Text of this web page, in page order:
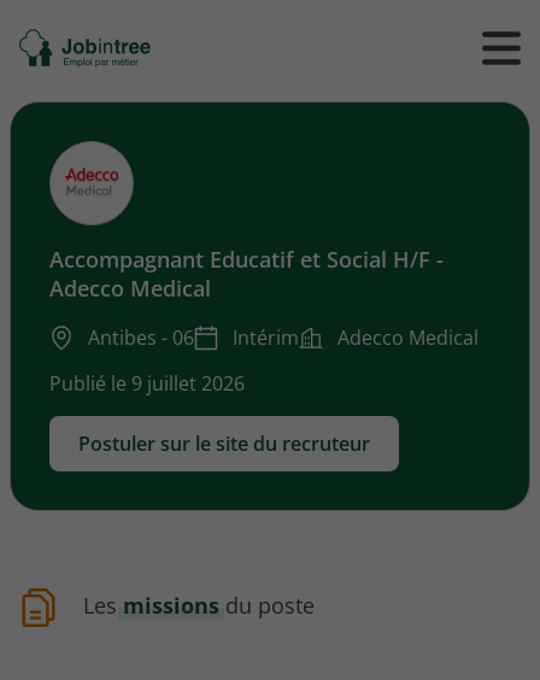
Se
rendre
Ouvrir
/
le
Accompagnant Educatif et Social H/F -
Adecco Medical
Antibes - 06 Intérim
Adecco Medical
Publié le 9 juillet 2026
Postuler sur le site du recruteur
Les missions du poste